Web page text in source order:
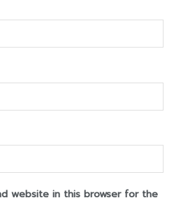
website in this browser for the